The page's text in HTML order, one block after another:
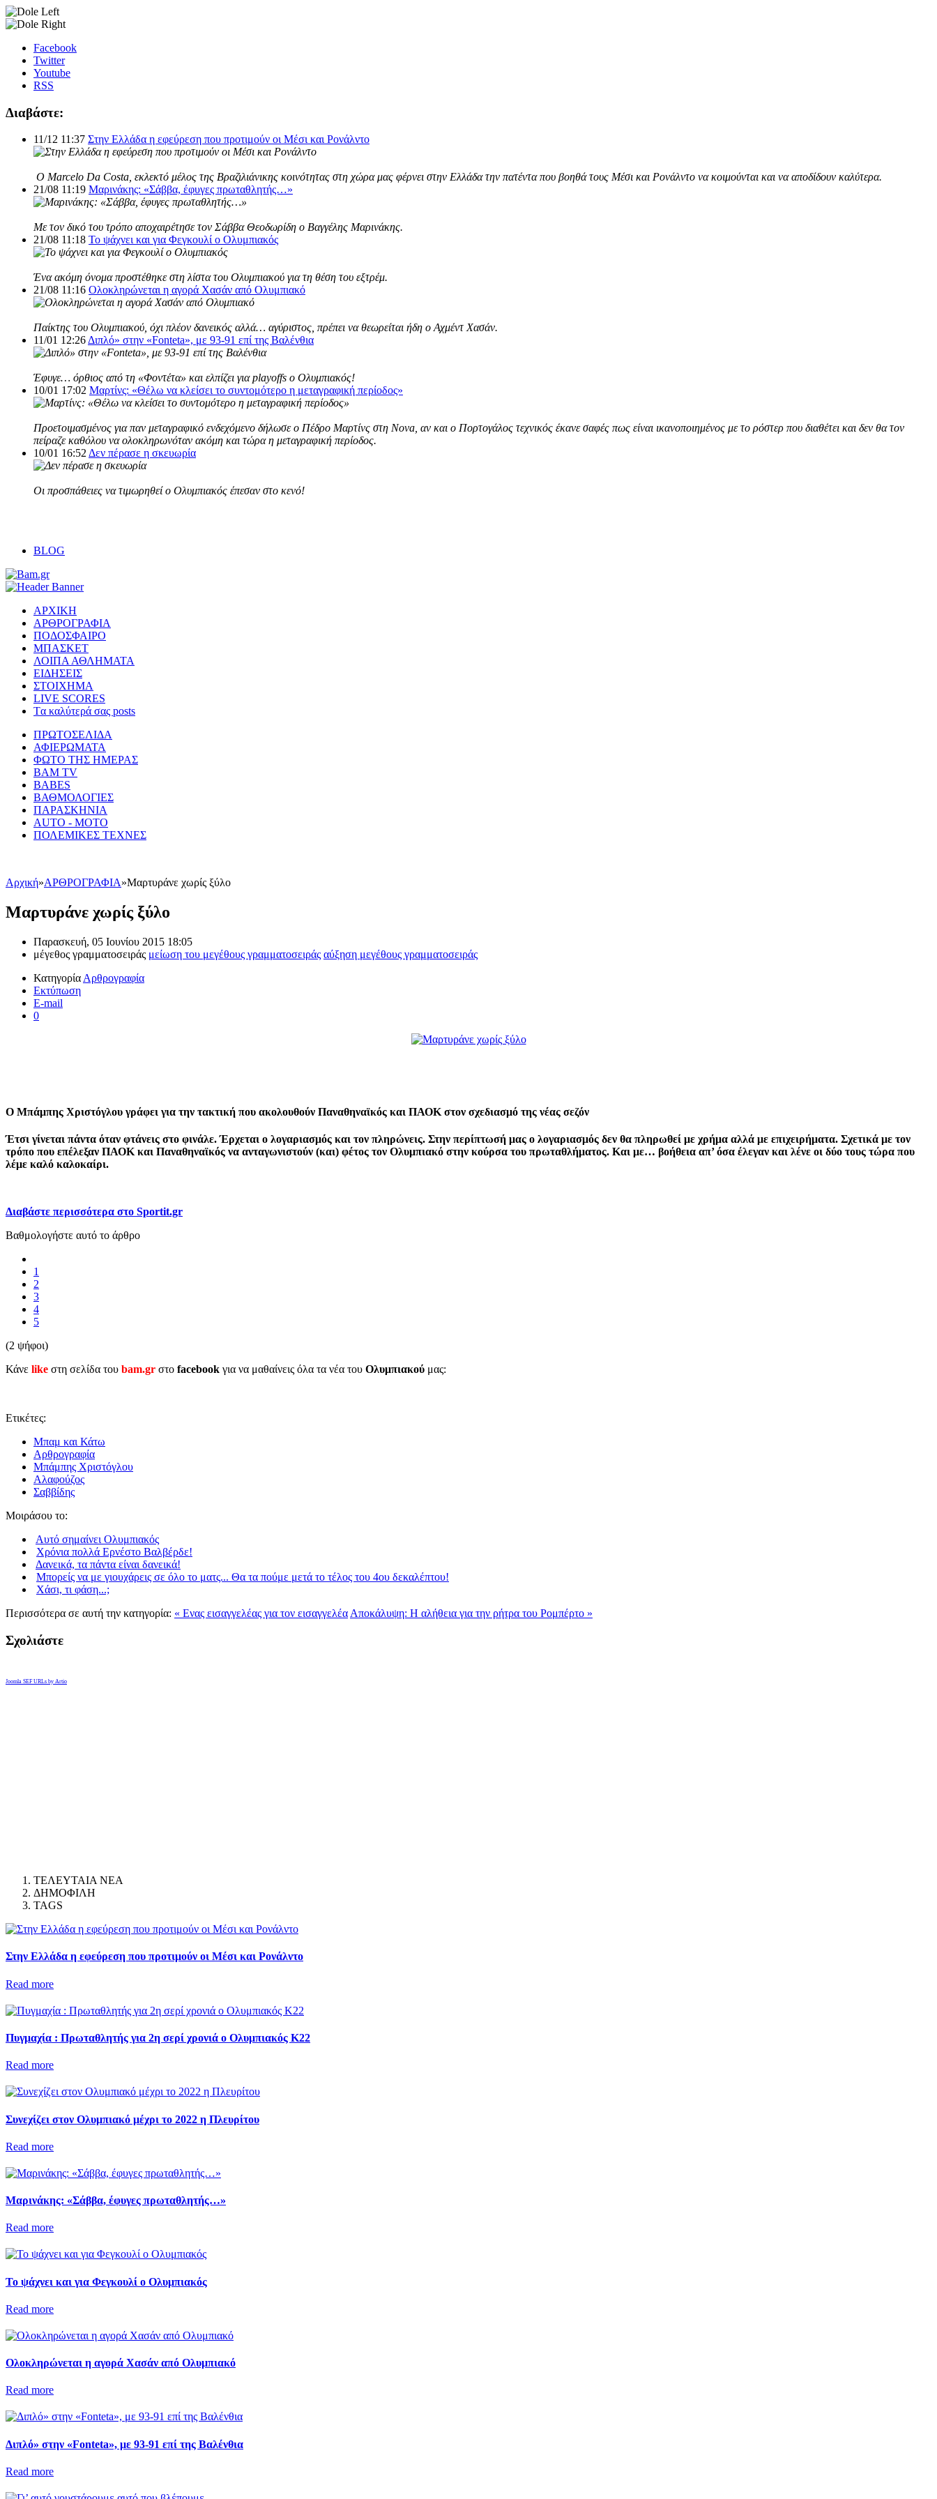
Facebook
Twitter
Youtube
RSS
Διαβάστε:
11/12 11:37 Στην Ελλάδα η εφεύρεση που προτιμούν οι Μέσι και Ρονάλντο
Ο Marcelo Da Costa, εκλεκτό μέλος της Βραζιλιάνικης κοινότητας στη χώρα μας φέρνει στην Ελλάδα την πατέντα που βοηθά τους Μέσι και Ρονάλντο να κοιμούνται και να αποδίδουν καλύτερα.
21/08 11:19 Μαρινάκης: «Σάββα, έφυγες πρωταθλητής…»
Με τον δικό του τρόπο αποχαιρέτησε τον Σάββα Θεοδωρίδη ο Βαγγέλης Μαρινάκης.
21/08 11:18 Το ψάχνει και για Φεγκουλί ο Ολυμπιακός
Ένα ακόμη όνομα προστέθηκε στη λίστα του Ολυμπιακού για τη θέση του εξτρέμ.
21/08 11:16 Ολοκληρώνεται η αγορά Χασάν από Ολυμπιακό
Παίκτης του Ολυμπιακού, όχι πλέον δανεικός αλλά… αγύριστος, πρέπει να θεωρείται ήδη ο Αχμέντ Χασάν.
11/01 12:26Διπλό» στην «Fonteta», με 93-91 επί της Βαλένθια
Έφυγε… όρθιος από τη «Φοντέτα» και ελπίζει για playoffs ο Ολυμπιακός!
10/01 17:02 Μαρτίνς: «Θέλω να κλείσει το συντομότερο η μεταγραφική περίοδος»
Προετοιμασμένος για παν μεταγραφικό ενδεχόμενο δήλωσε ο Πέδρο Μαρτίνς στη Nova, αν και ο Πορτογάλος τεχνικός έκανε σαφές πως είναι ικανοποιημένος με το ρόστερ που διαθέτει και δεν θα τον
πείραζε καθόλου να ολοκληρωνόταν ακόμη και τώρα η μεταγραφική περίοδος.
10/01 16:52Δεν πέρασε η σκευωρία
Οι προσπάθειες να τιμωρηθεί o Ολυμπιακός έπεσαν στο κενό!
BLOG
ΑΡΧΙΚΗ
ΑΡΘΡΟΓΡΑΦΙΑ
ΠΟΔΟΣΦΑΙΡΟ
ΜΠΑΣΚΕΤ
ΛΟΙΠΑ ΑΘΛΗΜΑΤΑ
ΕΙΔΗΣΕΙΣ
ΣΤΟΙΧΗΜΑ
LIVE SCORES
Tα καλύτερά σας posts
ΠΡΩΤΟΣΕΛΙΔΑ
ΑΦΙΕΡΩΜΑΤΑ
ΦΩΤΟ ΤΗΣ ΗΜΕΡΑΣ
BAM TV
BABES
ΒΑΘΜΟΛΟΓΙΕΣ
ΠΑΡΑΣΚΗΝΙΑ
AUTO - MOTO
ΠΟΛΕΜΙΚΕΣ ΤΕΧΝΕΣ
Αρχική»ΑΡΘΡΟΓΡΑΦΙΑ»Μαρτυράνε χωρίς ξύλο
Μαρτυράνε χωρίς ξύλο
Παρασκευή, 05 Ιουνίου 2015 18:05
μέγεθος γραμματοσειράς μείωση του μεγέθους γραμματοσειράς αύξηση μεγέθους γραμματοσειράς
Κατηγορία Αρθρογραφία
Εκτύπωση
E-mail
0
Ο Μπάμπης Χριστόγλου γράφει για την τακτική που ακολουθούν Παναθηναϊκός και ΠΑΟΚ στον σχεδιασμό της νέας σεζόν
Έτσι γίνεται πάντα όταν φτάνεις στο φινάλε. Έρχεται ο λογαριασμός και τον πληρώνεις. Στην περίπτωσή μας ο λογαριασμός δεν θα πληρωθεί με χρήμα αλλά με επιχειρήματα. Σχετικά με τον
τρόπο που επέλεξαν ΠΑΟΚ και Παναθηναϊκός να ανταγωνιστούν (και) φέτος τον Ολυμπιακό στην κούρσα του πρωταθλήματος. Και με… βοήθεια απ’ όσα έλεγαν και λένε οι δύο τους τώρα που
λέμε καλό καλοκαίρι.
Διαβάστε περισσότερα στο Sportit.gr
Βαθμολογήστε αυτό το άρθρο
1
2
3
4
5
(2 ψήφοι)
Κάνε like στη σελίδα του bam.gr στο facebook για να μαθαίνεις όλα τα νέα του Ολυμπιακού μας:
Ετικέτες:
Μπαμ και Κάτω
Αρθρογραφία
Μπάμπης Χριστόγλου
Αλαφούζος
Σαββίδης
Μοιράσου το:
Αυτό σημαίνει Ολυμπιακός
Χρόνια πολλά Ερνέστο Βαλβέρδε!
Δανεικά, τα πάντα είναι δανεικά!
Μπορείς να με γιουχάρεις σε όλο το ματς... Θα τα πούμε μετά το τέλος του 4ου δεκαλέπτου!
Χάσι, τι φάση...;
Περισσότερα σε αυτή την κατηγορία: « Ενας εισαγγελέας για τον εισαγγελέα Αποκάλυψη: Η αλήθεια για την ρήτρα του Ρομπέρτο »
Σχολιάστε
Joomla SEF URLs by Artio
ΤΕΛΕΥΤΑΙΑ ΝΕΑ
ΔΗΜΟΦΙΛΗ
TAGS
Στην Ελλάδα η εφεύρεση που προτιμούν οι Μέσι και Ρονάλντο
Read more
Πυγμαχία : Πρωταθλητής για 2η σερί χρονιά ο Ολυμπιακός Κ22
Read more
Συνεχίζει στον Ολυμπιακό μέχρι το 2022 η Πλευρίτου
Read more
Μαρινάκης: «Σάββα, έφυγες πρωταθλητής…»
Read more
Το ψάχνει και για Φεγκουλί ο Ολυμπιακός
Read more
Ολοκληρώνεται η αγορά Χασάν από Ολυμπιακό
Read more
Διπλό» στην «Fonteta», με 93-91 επί της Βαλένθια
Read more